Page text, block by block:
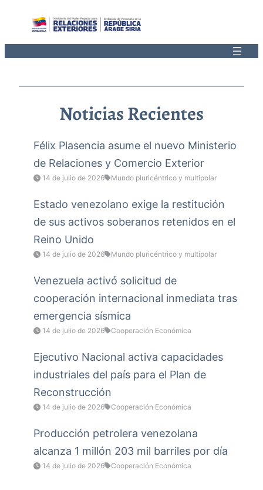
Noticias Recientes
Félix Plasencia asume el nuevo Ministerio
de Relaciones y Comercio Exterior
14 de julio de 2026 Mundo pluricéntrico y multipolar
Estado venezolano exige la restitución
de sus activos soberanos retenidos en el
Reino Unido
14 de julio de 2026 Mundo pluricéntrico y multipolar
Venezuela activó solicitud de
cooperación internacional inmediata tras
emergencia sísmica
14 de julio de 2026 Cooperación Económica
Ejecutivo Nacional activa capacidades
industriales del país para el Plan de
Reconstrucción
14 de julio de 2026 Cooperación Económica
Producción petrolera venezolana
alcanza 1 millón 203 mil barriles por día
14 de julio de 2026 Cooperación Económica